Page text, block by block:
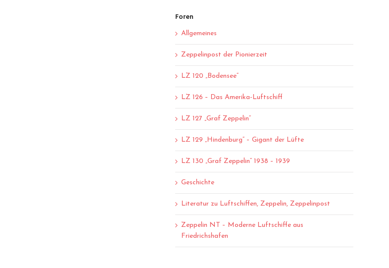
Foren
Allgemeines
Zeppelinpost der Pionierzeit
LZ 120 „Bodensee“
LZ 126 – Das Amerika-Luftschiff
LZ 127 „Graf Zeppelin“
LZ 129 „Hindenburg“ – Gigant der Lüfte
LZ 130 „Graf Zeppelin“ 1938 – 1939
Geschichte
Literatur zu Luftschiffen, Zeppelin, Zeppelinpost
Zeppelin NT – Moderne Luftschiffe aus
Friedrichshafen